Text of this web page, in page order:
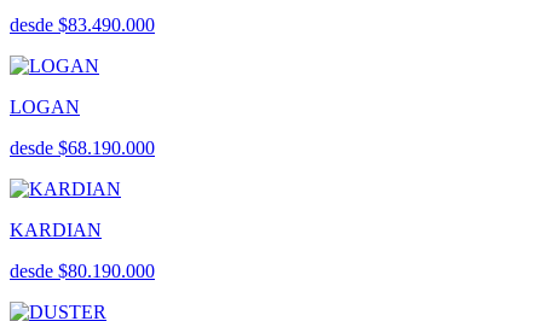
desde $83.490.000
LOGAN
desde $68.190.000
KARDIAN
desde $80.190.000